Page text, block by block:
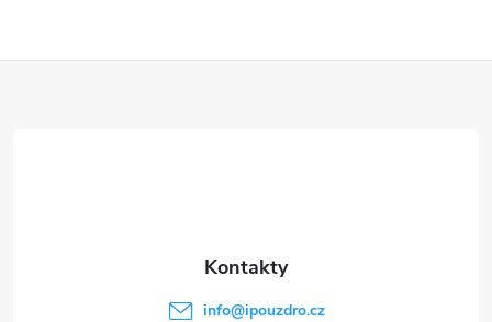
info@ipouzdro.cz